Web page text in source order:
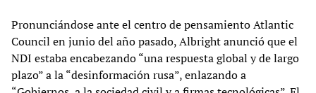
Pronunciándose ante el centro de pensamiento Atlantic
Council en junio del año pasado, Albright anunció que el
NDI estaba encabezando “una respuesta global y de largo
plazo” a la “desinformación rusa”, enlazando a